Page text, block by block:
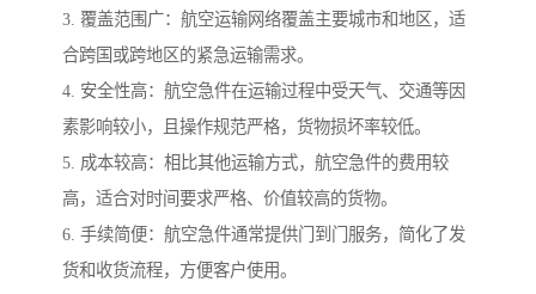
3. 覆盖范围广：航空运输网络覆盖主要城市和地区，适
合跨国或跨地区的紧急运输需求。
4. 安全性高：航空急件在运输过程中受天气、交通等因
素影响较小，且操作规范严格，货物损坏率较低。
5. 成本较高：相比其他运输方式，航空急件的费用较
高，适合对时间要求严格、价值较高的货物。
6. 手续简便：航空急件通常提供门到门服务，简化了发
货和收货流程，方便客户使用。